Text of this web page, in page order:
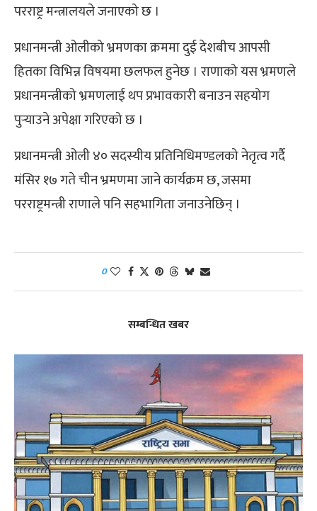
परराष्ट्र मन्त्रालयले जनाएको छ ।
प्रधानमन्त्री ओलीको भ्रमणका क्रममा दुई देशबीच आपसी
हितका विभिन्न विषयमा छलफल हुनेछ । राणाको यस भ्रमणले
प्रधानमन्त्रीको भ्रमणलाई थप प्रभावकारी बनाउन सहयोग
पुर्‍याउने अपेक्षा गरिएको छ ।
प्रधानमन्त्री ओली ४० सदस्यीय प्रतिनिधिमण्डलको नेतृत्व गर्दै
मंसिर १७ गते चीन भ्रमणमा जाने कार्यक्रम छ, जसमा
परराष्ट्रमन्त्री राणाले पनि सहभागिता जनाउनेछिन् ।
0
सम्बन्धित खबर